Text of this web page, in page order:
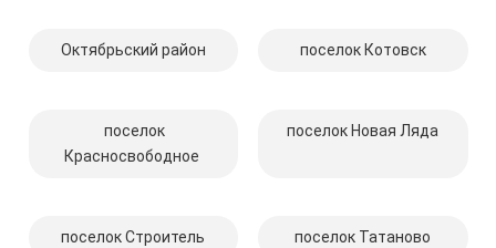
Октябрьский район поселок Котовск
поселок
Красносвободное
поселок Новая Ляда
поселок Строитель поселок Татаново